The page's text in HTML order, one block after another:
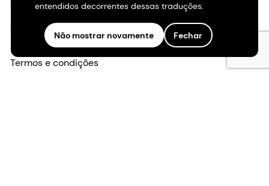
entendidos decorrentes dessas traduções.
Não mostrar novamente Fechar
Termos de uso
Termos e condições